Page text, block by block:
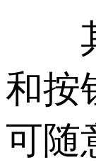
其
和按
可随